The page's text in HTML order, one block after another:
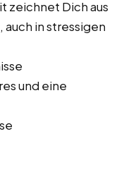
zeichnet Dich aus
auch in stressigen
und eine